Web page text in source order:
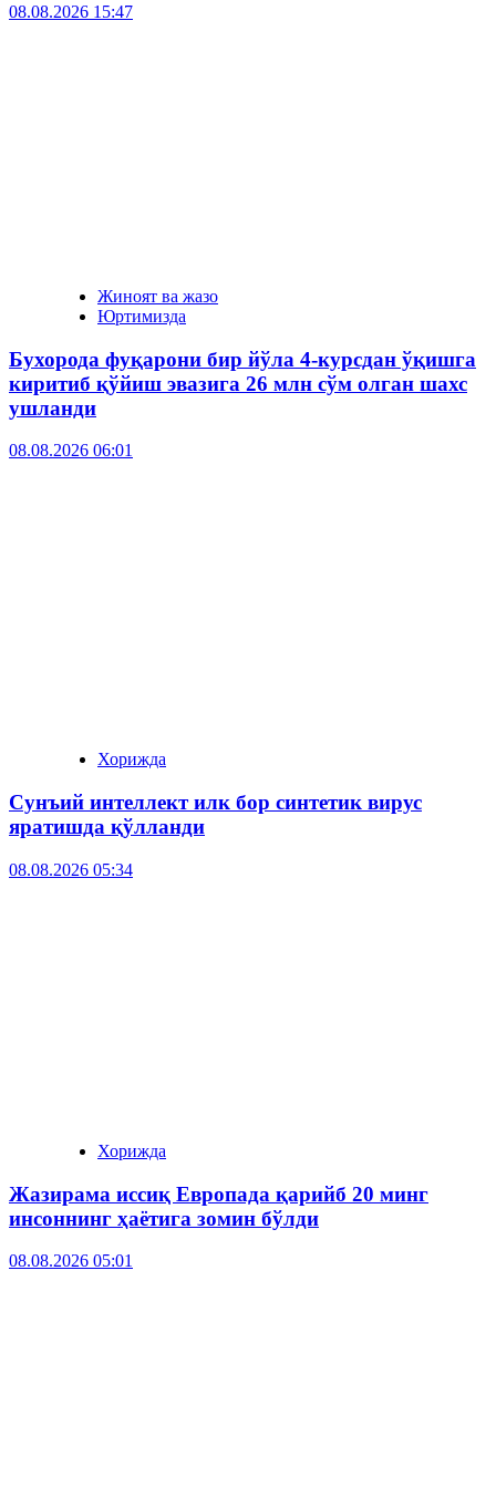
08.08.2026 15:47
Жиноят ва жазо
Юртимизда
Бухорода фуқарони бир йўла 4-курсдан ўқишга
киритиб қўйиш эвазига 26 млн сўм олган шахс
ушланди
08.08.2026 06:01
Хорижда
Сунъий интеллект илк бор синтетик вирус
яратишда қўлланди
08.08.2026 05:34
Хорижда
Жазирама иссиқ Европада қарийб 20 минг
инсоннинг ҳаётига зомин бўлди
08.08.2026 05:01